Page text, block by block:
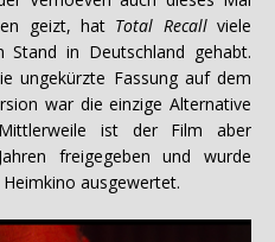
geizt, hat Total Recallviele
Stand in Deutschland gehabt.
ungekürzte Fassung auf dem
war die einzige Alternative
ist der Film aber
freigegeben und wurde
ausgewertet.